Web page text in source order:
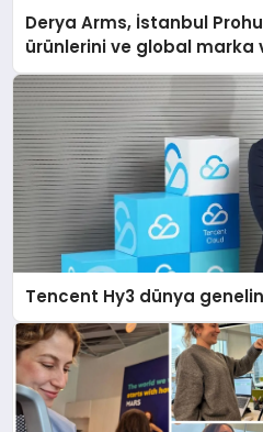
Derya Arms, İstanbul
ürünlerini ve global marka
Tencent Hy3 dünya